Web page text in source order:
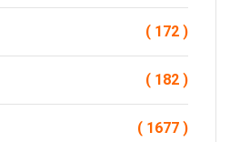
( 172 )
( 182 )
( 1677 )